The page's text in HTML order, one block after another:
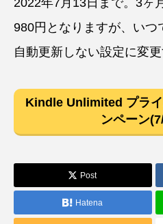
980円となりますが、いつ
自動更新しない設定に変
Kindle Unlimited プラ
ンペーン
Post
Hatena